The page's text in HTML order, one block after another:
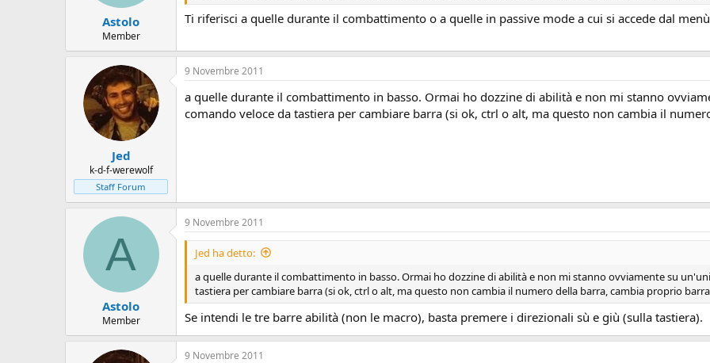
Astolo
Member
Ti riferisci a quelle durante il combattimento o a quelle in passive mode a cui si accede dal
Jed
k-d-f-werewolf
Staff Forum
9 Novembre 2011
a quelle durante il combattimento in basso. Ormai ho dozzine di abilità e non mi stanno
comando veloce da tastiera per cambiare barra (si ok, ctrl o alt, ma questo non cambia il
A
Astolo
Member
9 Novembre 2011
Jed ha detto:
a quelle durante il combattimento in basso. Ormai ho dozzine di abilità e non mi stanno ovviamente su
tastiera per cambiare barra (si ok, ctrl o alt, ma questo non cambia il numero della barra, cambia proprio
Se intendi le tre barre abilità (non le macro), basta premere i direzionali sù e giù (sulla tastiera).
9 Novembre 2011